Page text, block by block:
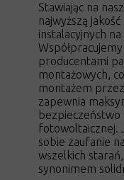
Stawiając na
najwyższą
instalacyjnych
producentami
montażowych,
montażem
zapewnia
bezpieczeństwo
fotowoltaicznej.
sobie zaufanie
wszelkich
synonimem